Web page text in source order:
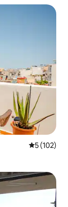
औसत रेटिंग 5
5 (102)